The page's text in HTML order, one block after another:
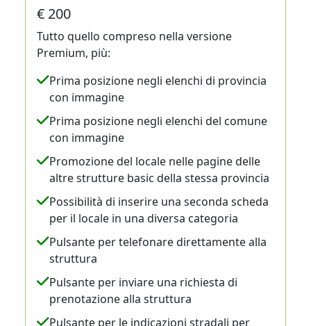
€ 200
Tutto quello compreso nella versione
Premium, più:
Prima posizione negli elenchi di provincia
con immagine
Prima posizione negli elenchi del comune
con immagine
Promozione del locale nelle pagine delle
altre strutture basic della stessa provincia
Possibilità di inserire una seconda scheda
per il locale in una diversa categoria
Pulsante per telefonare direttamente alla
struttura
Pulsante per inviare una richiesta di
prenotazione alla struttura
Pulsante per le indicazioni stradali per